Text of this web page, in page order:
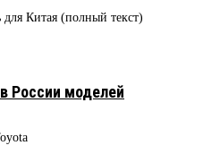
Китая (полный текст)
России моделей